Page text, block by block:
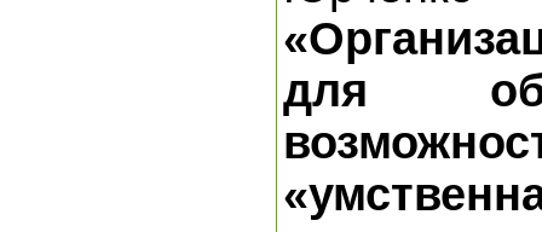
для